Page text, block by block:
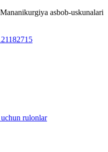
asbob-uskunalari
rulonlar